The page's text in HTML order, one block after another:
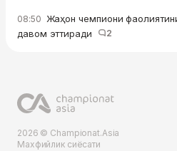
08:50 Жаҳон чемпиони
давом эттиради
2
2026 © Championat.Asia
Махфийлик сиёсати